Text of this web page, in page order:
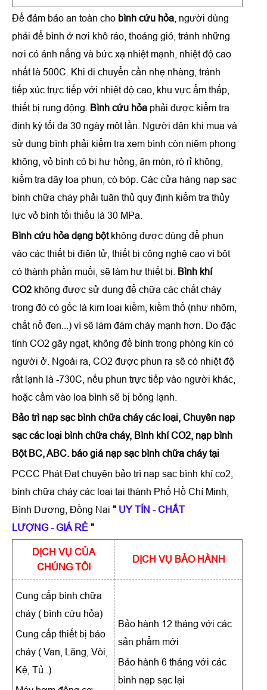
Để đảm bảo an toàn cho bình cứu hỏa , người dùng
phải để bình ở nơi khô ráo, thoáng gió, tránh những
nơi có ánh nắng và bức xạ nhiệt mạnh, nhiệt độ cao
nhất là 500C. Khi di chuyển cần nhẹ nhàng, tránh
tiếp xúc trực tiếp với nhiệt độ cao, khu vực ẩm thấp,
thiết bị rung động.
Bình cứu hỏa phải được kiểm tra
định kỳ tối đa 30 ngày một lần. Người dân khi mua và
sử dụng bình phải kiểm tra xem bình còn niêm phong
không, vỏ bình có bị hư hỏng, ăn mòn, rò rỉ không,
kiểm tra dây loa phun, cò bóp. Các cửa hàng nạp sạc
bình chữa cháy phải tuân thủ quy định kiểm tra thủy
lực vỏ bình tối thiểu là 30 MPa.
Bình cứu hỏa dạng bộtkhông được dùng để phun
vào các thiết bị điện tử, thiết bị công nghệ cao vì bột
có thành phần muối, sẽ làm hư thiết bị.
Bình khí
CO2 không được sử dụng để chữa các chất cháy
trong đó có gốc là kim loại kiềm, kiềm thổ (như nhôm,
chất nổ đen...) vì sẽ làm đám cháy mạnh hơn. Do đặc
tính CO2 gây ngạt, không để bình trong phòng kín có
người ở. Ngoài ra, CO2 được phun ra sẽ có nhiệt độ
rất lạnh là -730C, nếu phun trực tiếp vào người khác,
hoặc cầm vào loa bình sẽ bị bỏng lạnh.
Bảo trì nạp sạc bình chữa cháy các loại, Chuyên nạp
sạc các loại bình chữa cháy, Bình khí CO2, nạp bình
Bột BC, ABC. báo giá nạp sạc bình chữa cháy tại
PCCC Phát Đạt chuyên bảo trì nạp sạc bình khí co2,
bình chữa cháy các loại tại thành Phố Hồ Chí Minh,
Bình Dương, Đồng Nai " UY TÍN -CHẤT
LƯỢNG-GIÁ RẺ "
DỊCH VỤ CỦA
CHÚNG TÔI
DỊCH VỤ BẢO HÀNH
Cung cấp bình chữa
cháy ( bình cứu hỏa)
Cung cấp thiết bị báo
cháy ( Van, Lăng, Vòi,
Kệ, Tủ..)
Bảo hành 12 tháng với các
sản phẩm mới
Bảo hành 6 tháng với các
bình nạp sạc lại